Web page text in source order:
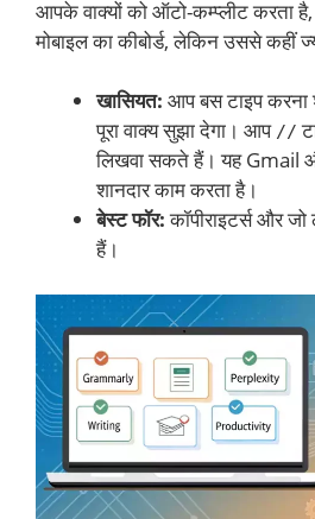
आपके वाक्यों को ऑटो-कम्प्लीट करता
मोबाइल का कीबोर्ड, लेकिन उससे कहीं
खासियत: आप बस टाइप
पूरा वाक्य सुझा देगा। आप //
लिखवा सकते हैं। यह Gmail
शानदार काम करता है।
बेस्ट फॉर:कॉपीराइटर्स और
हैं।